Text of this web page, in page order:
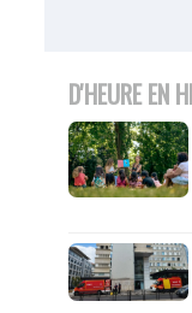
D'HEURE EN